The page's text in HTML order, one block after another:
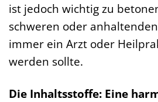
ist jedoch wichtig zu
schweren oder
immer ein Arzt oder
werden sollte.
Die Inhaltsstoffe: Eine